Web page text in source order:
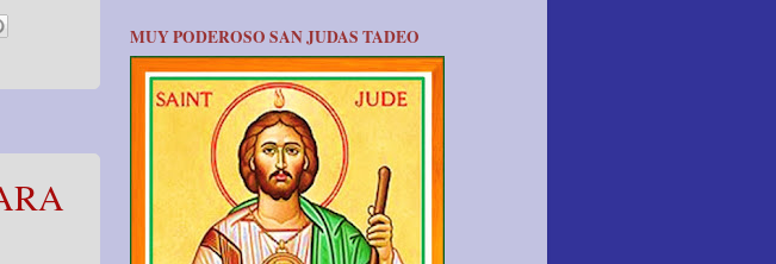
MUY PODEROSO SAN JUDAS TADEO